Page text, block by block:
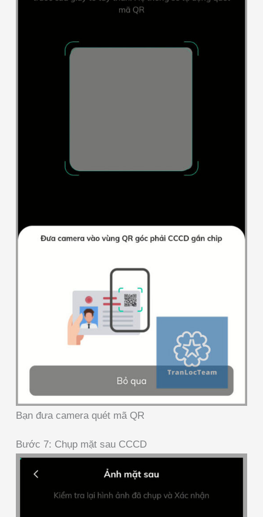
Bạn đưa camera quét mã QR
Bước 7: Chụp mặt sau CCCD